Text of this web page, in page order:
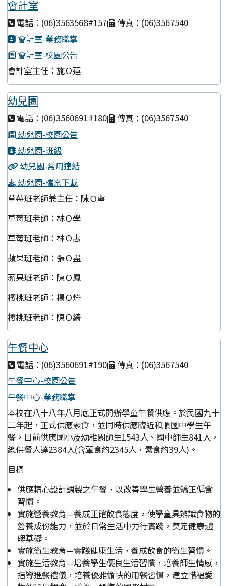
會計室
電話：(06)3563568#157
傳真：(06)3567540
會計室-業務職掌
會計室-校園公告
會計室主任：施Ｏ蓮
幼兒園
電話：(06)3560691#180
傳真：(06)3567540
幼兒園-校園公告
幼兒園-班級
幼兒園-常用連結
幼兒園-檔案下載
草莓班老師兼主任：陳Ｏ寧
草莓班老師：林Ｏ學
草莓班老師：林Ｏ惠
蘋果班老師：張Ｏ盡
蘋果班老師：陳Ｏ鳳
櫻桃班老師：楊Ｏ燁
櫻桃班老師：陳Ｏ綺
午餐中心
電話：(06)3560691#190
傳真：(06)3567540
午餐中心-校園公告
午餐中心-業務職掌
本校在八十八年八月底正式開辦學童午餐供應。於民國九十
二年起，正式供應素食，並同時供應臨近和順國中學生午
餐，目前供應國小及幼稚園師生1543人、國中師生841人，
總供餐人達2384人(含葷食約2345人，素食約39人)。
目標
供應精心設計調製之午餐，以改善學生營養並矯正偏食
習慣。
實施營養教育—養成正確飲食態度，使學童具辨識食物的
營養成份能力，並於日常生活中力行實踐，奠定健康體
魄基礎。
實施衛生教育—實踐健康生活，養成飲食的衛生習慣。
實施生活教育—培養學生優良生活習慣，培養師生情感，
指導進餐禮儀，培養優雅愉快的用餐習慣，建立惜福愛